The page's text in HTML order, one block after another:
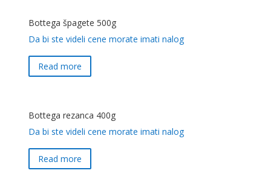
Bottega špagete 500g
Da bi ste videli cene morate imati nalog
Read more
Bottega rezanca 400g
Da bi ste videli cene morate imati nalog
Read more